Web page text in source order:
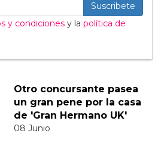
Suscribete
y condiciones y la política de
Otro concursante pasea
un gran pene por la casa
de 'Gran Hermano UK'
08 Junio